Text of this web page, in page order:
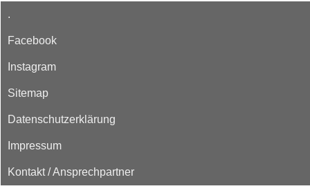
.
Facebook
Instagram
Sitemap
Datenschutzerklärung
Impressum
Kontakt / Ansprechpartner